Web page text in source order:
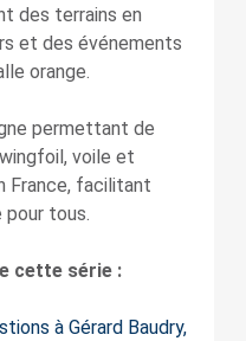
des terrains en
et des événements
orange.
permettant de
voile et
France, facilitant
pour tous.
cette série :
à Gérard Baudry,